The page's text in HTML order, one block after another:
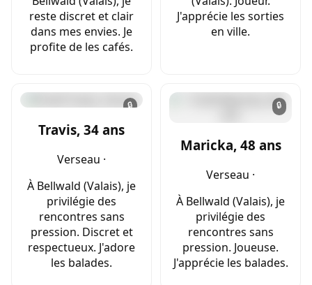
reste discret et clair
dans mes envies. Je
profite de les cafés.
J'apprécie les sorties
en ville.
🔒
Travis, 34 ans
Verseau ·
À Bellwald (Valais), je
privilégie des
rencontres sans
pression. Discret et
respectueux. J'adore
les balades.
🔒
Maricka, 48 ans
Verseau ·
À Bellwald (Valais), je
privilégie des
rencontres sans
pression. Joueuse.
J'apprécie les balades.